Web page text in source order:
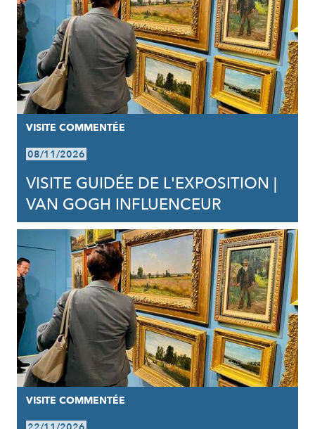
VISITE COMMENTÉE
08/11/2026
VISITE GUIDÉE DE L'EXPOSITION |
VAN GOGH INFLUENCEUR
VISITE COMMENTÉE